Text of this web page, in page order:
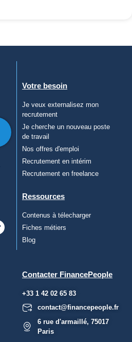
Votre besoin
Je veux externalisez mon
recrutement
Je cherche un nouveau poste
de travail
Nos offres d'emploi
Recrutement en intérim
Recrutement en freelance
Ressources
Contenus à télecharger
Fiches métiers
Blog
Contacter FinancePeople
+33 1 42 02 65 83
contact@financepeople.fr
6 rue d'armaillé, 75017
Paris